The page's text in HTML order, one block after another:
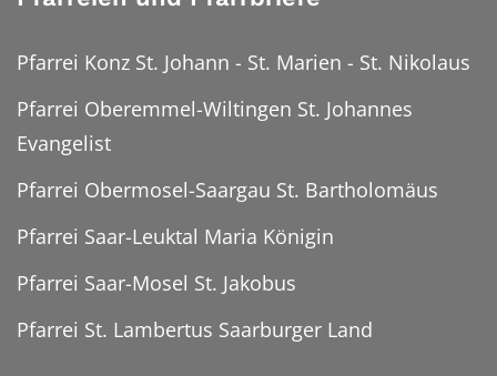
Pfarrei Konz St. Johann - St. Marien - St. Nikolaus
Pfarrei Oberemmel-Wiltingen St. Johannes
Evangelist
Pfarrei Obermosel-Saargau St. Bartholomäus
Pfarrei Saar-Leuktal Maria Königin
Pfarrei Saar-Mosel St. Jakobus
Pfarrei St. Lambertus Saarburger Land